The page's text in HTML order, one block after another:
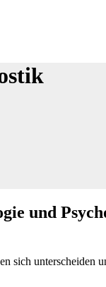
und
unterscheiden